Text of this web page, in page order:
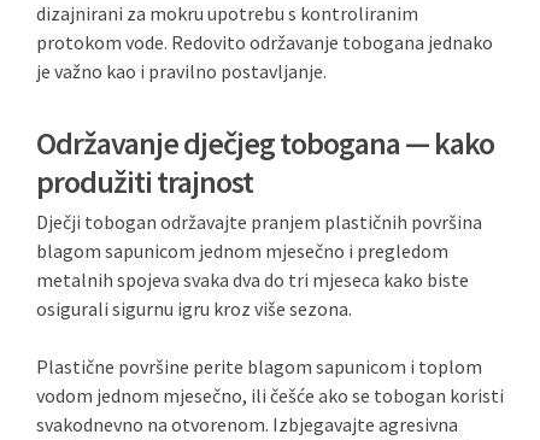
dizajnirani za mokru upotrebu s kontroliranim
protokom vode. Redovito održavanje tobogana jednako
je važno kao i pravilno postavljanje.
Održavanje dječjeg tobogana — kako
produžiti trajnost
Dječji tobogan održavajte pranjem plastičnih površina
blagom sapunicom jednom mjesečno i pregledom
metalnih spojeva svaka dva do tri mjeseca kako biste
osigurali sigurnu igru kroz više sezona.
Plastične površine perite blagom sapunicom i toplom
vodom jednom mjesečno, ili češće ako se tobogan koristi
svakodnevno na otvorenom. Izbjegavajte agresivna